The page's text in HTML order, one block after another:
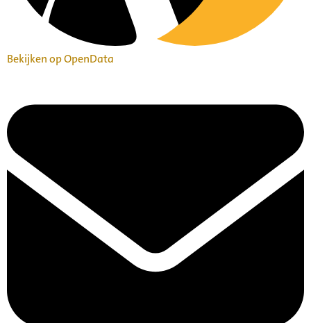
Bekijken op OpenData